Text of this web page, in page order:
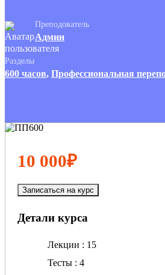
Преподователь
Админ
Разделы
600 часов, Профессиональная
10 000₽
Записаться на курс
Детали курса
Лекции
15
Тесты
4